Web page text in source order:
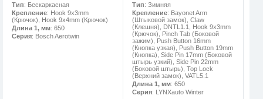
Тип: Бескаркасная
Крепление: Hook 9x3mm
(Крючок), Hook 9x4mm (Крючок)
Длина 1, мм: 650
Серия: Bosch Aerotwin
Тип: Зимняя
Крепление: Bayonet Arm
(Штыковой замок), Claw
(Клешня), DNTL1.1, Hook 9x3mm
(Крючок), Pinch Tab (Боковой
зажим), Push Button 16mm
(Кнопка узкая), Push Button 19mm
(Кнопка), Side Pin 17mm (Боковой
штырь узкий), Side Pin 22mm
(Боковой штырь), Top Lock
(Верхний замок), VATL5.1
Длина 1, мм: 650
Серия: LYNXauto Winter